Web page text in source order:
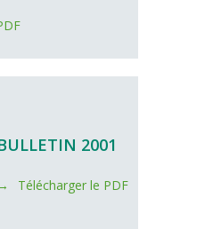
2001
Télécharger le PDF